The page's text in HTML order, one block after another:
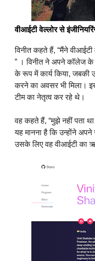
वीआईटी वेल्लोर से
विनीत कहते हैं, “मैंने
” । विनीत ने अपने कॉलेज के
के रूप में कार्य किया, जबकी
करने का अवसर भी मिला।
टीम का नेतृत्व कर रहे थे।
वह कहते हैं, “मुझे नहीं पता
यह मानना है कि उन्होंने
उसके लिए वह वीआईटी का